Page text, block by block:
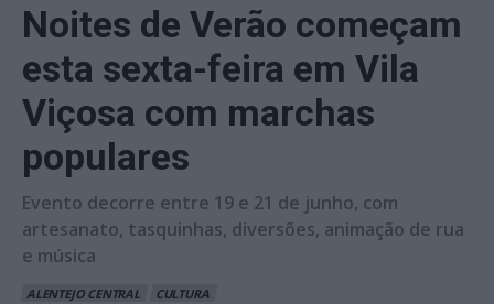
Noites de Verão começam
esta sexta-feira em Vila
Viçosa com marchas
populares
Evento decorre entre 19 e 21 de junho, com
artesanato, tasquinhas, diversões, animação de rua
e música
ALENTEJO CENTRAL CULTURA